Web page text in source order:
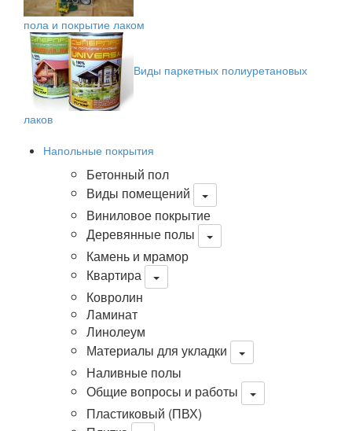
пола и покрытие лаком
Виды паркетных полиуретановых
лаков
Напольные покрытия
Бетонный пол
Виды помещений
Виниловое покрытие
Деревянные полы
Камень и мрамор
Квартира
Ковролин
Ламинат
Линолеум
Материалы для укладки
Наливные полы
Общие вопросы и работы
Пластиковый (ПВХ)